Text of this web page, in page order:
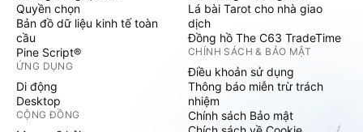
Quyền chọn
Bản đồ dữ liệu kinh tế toàn
cầu
Pine Script®
ỨNG DỤNG
Di động
Desktop
CỘNG ĐỒNG
Lá bài Tarot cho nhà giao
dịch
Đồng hồ The C63 TradeTime
CHÍNH SÁCH & BẢO MẬT
Điều khoản sử dụng
Thông báo miễn trừ trách
nhiệm
Chính sách Bảo mật